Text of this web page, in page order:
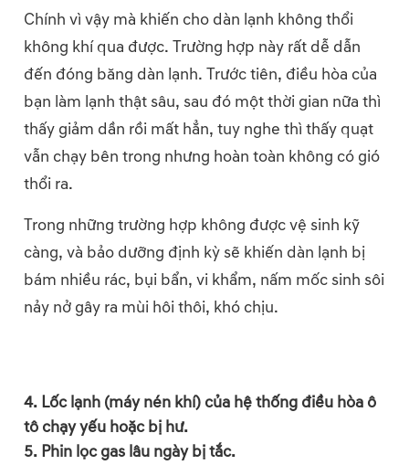
Chính vì vậy mà khiến cho dàn lạnh không thổi
không khí qua được. Trường hợp này rất dễ dẫn
đến đóng băng dàn lạnh. Trước tiên, điều hòa của
bạn làm lạnh thật sâu, sau đó một thời gian nữa thì
thấy giảm dần rồi mất hẳn, tuy nghe thì thấy quạt
vẫn chạy bên trong nhưng hoàn toàn không có gió
thổi ra.
Trong những trường hợp không được vệ sinh kỹ
càng, và bảo dưỡng định kỳ sẽ khiến dàn lạnh bị
bám nhiều rác, bụi bẩn, vi khẩm, nấm mốc sinh sôi
nảy nở gây ra mùi hôi thôi, khó chịu.
4. Lốc lạnh (máy nén khí) của hệ thống điều hòa ô
tô chạy yếu hoặc bị hư.
5. Phin lọc gas lâu ngày bị tắc.